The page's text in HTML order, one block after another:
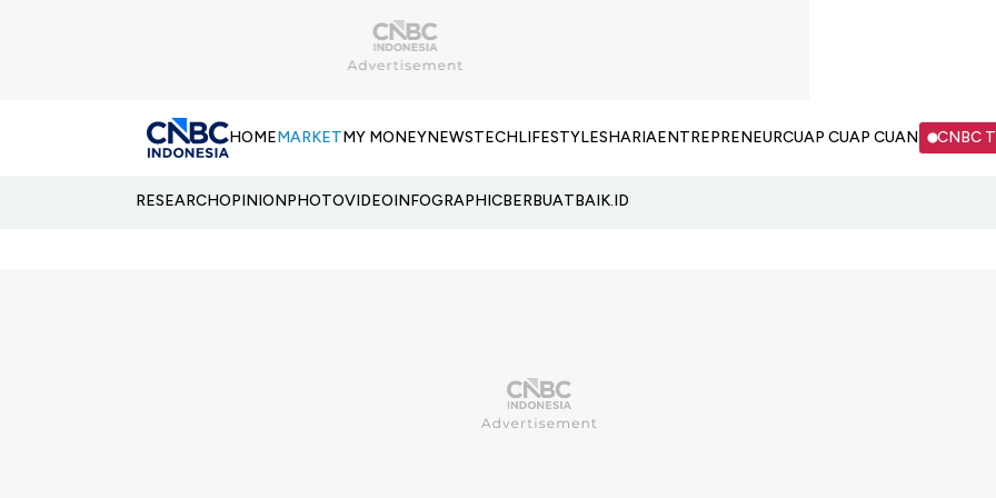
HOMEMARKETMY MONEYNEWSTECHLIFESTYLESHARIAENTREPRENEURCUAP CUAP CUAN CNBC
RESEARCHOPINIONPHOTOVIDEOINFOGRAPHICBERBUATBAIK.ID